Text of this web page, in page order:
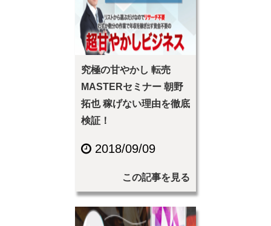
究極の甘やかし 転売
MASTERセミナー 朝野
拓也 稼げない理由を徹底
検証！
2018/09/09
この記事を見る